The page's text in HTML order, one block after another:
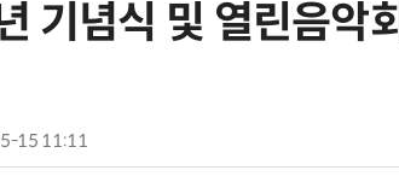
기념식 및 열린음악
15 11:11